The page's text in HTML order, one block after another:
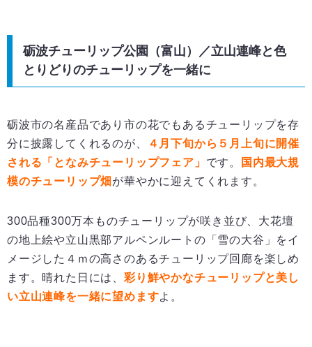
砺波チューリップ公園（富山）／立山連峰と色
とりどりのチューリップを一緒に
砺波市の名産品であり市の花でもあるチューリップを存
分に披露してくれるのが、
４月下旬から５月上旬に開催
される「となみチューリップフェア」 です。
国内最大規
模のチューリップ畑 が華やかに迎えてくれます。
300品種300万本ものチューリップが咲き並び、大花壇
の地上絵や立山黒部アルペンルートの「雪の大谷」をイ
メージした４ｍの高さのあるチューリップ回廊を楽しめ
ます。晴れた日には、 彩り鮮やかなチューリップと美し
い立山連峰を一緒に望めますよ。